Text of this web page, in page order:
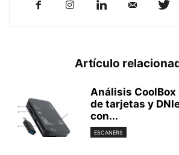
Artículo
Análisis CoolBox
de tarjetas y
con...
ESCANERS